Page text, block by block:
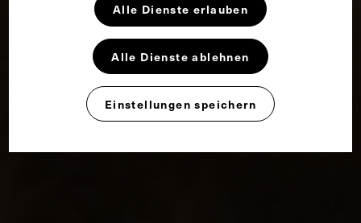
Alle Dienste erlauben
Alle Dienste ablehnen
Einstellungen speichern